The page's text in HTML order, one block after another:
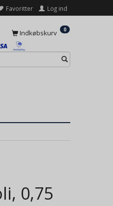
Favoritter Log ind
Indkøbskurv 0
0,75